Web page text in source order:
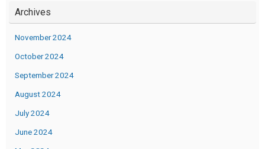
Archives
November 2024
October 2024
September 2024
August 2024
July 2024
June 2024